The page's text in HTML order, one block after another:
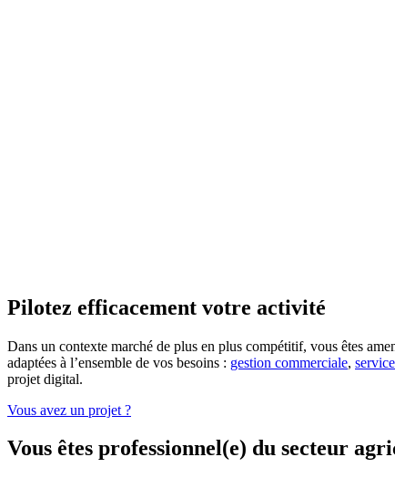
Pilotez efficacement votre activité
Dans un contexte marché de plus en plus compétitif, vous êtes
adaptées à l’ensemble de vos besoins : gestion commerciale,
projet digital.
Vous avez un projet ?
Vous êtes professionnel(e) du secteur